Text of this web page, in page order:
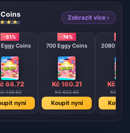
Zobrazit více ›
-51%
300 Eggy Coins
68.72
139.62
nyní
-74%
700 Eggy Coins
Kč 160.21
Kč 622.65
Koupit nyní
Kč
Kč
Koupit